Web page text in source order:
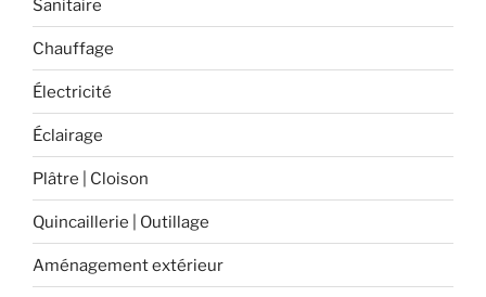
Sanitaire
Chauffage
Électricité
Éclairage
Plâtre | Cloison
Quincaillerie | Outillage
Aménagement extérieur